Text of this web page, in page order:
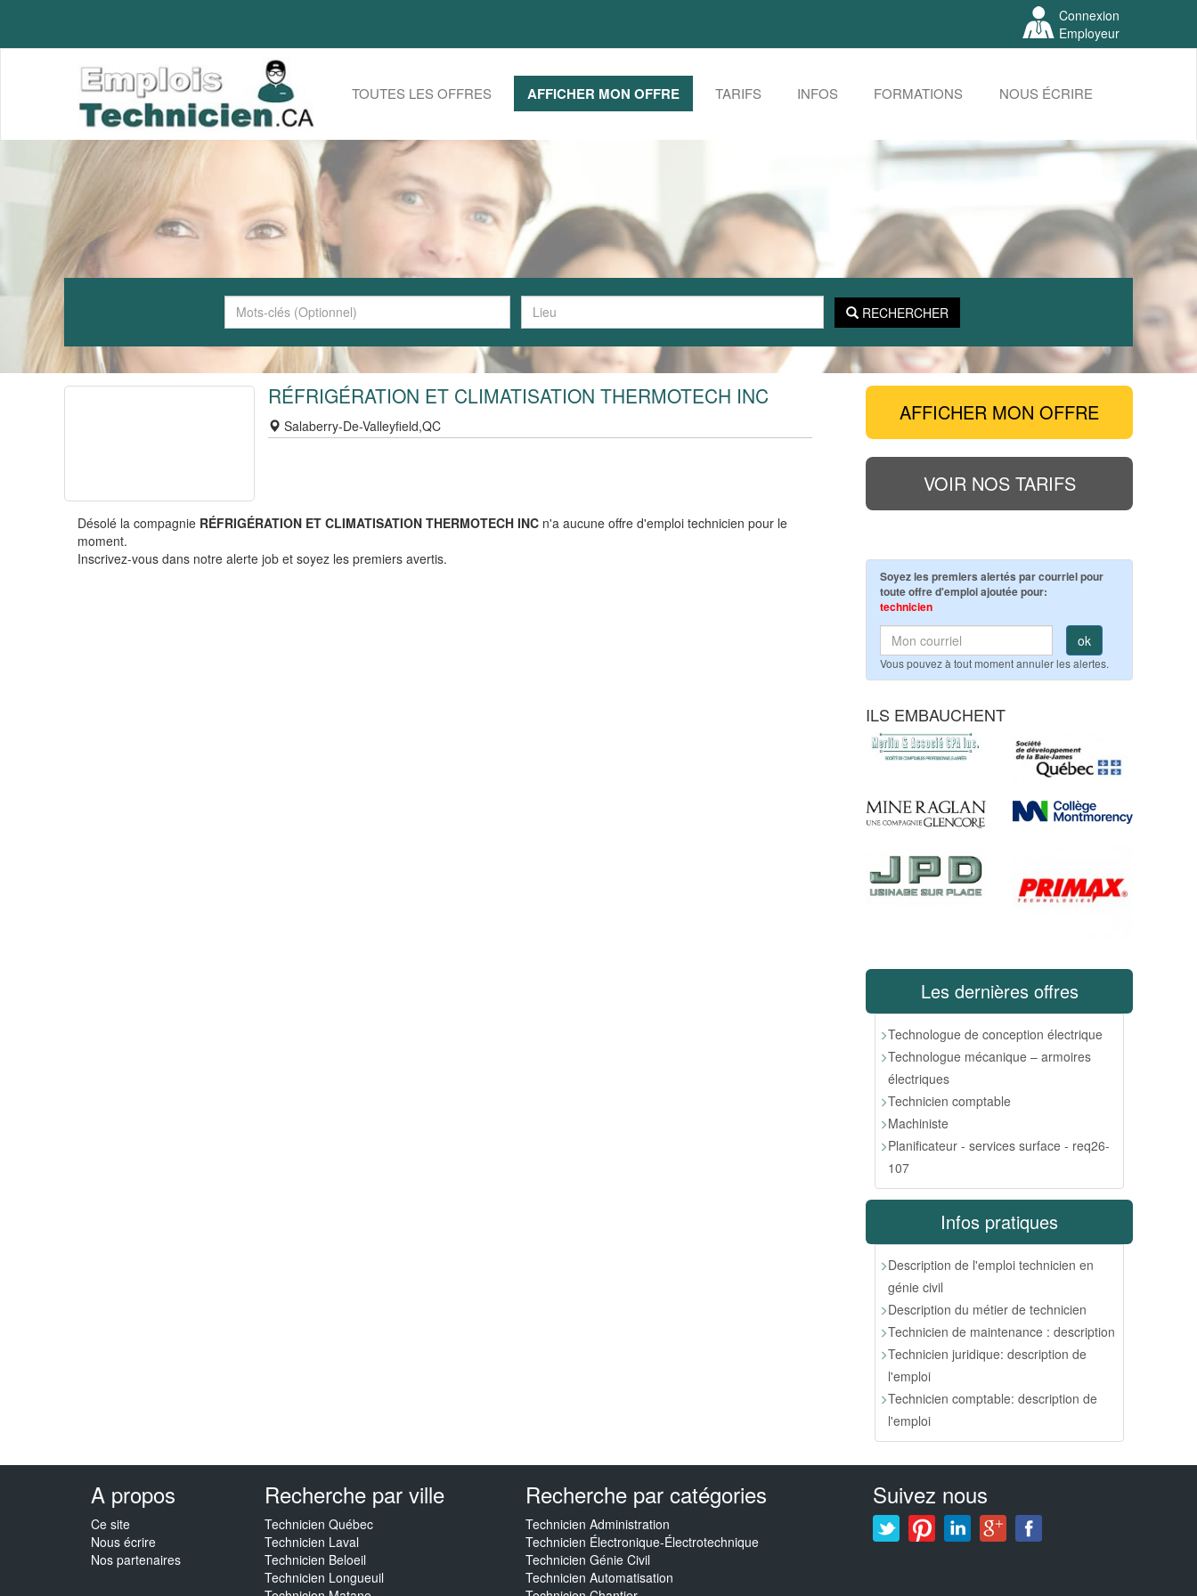
Connexion
Employeur
TOUTES LES OFFRES AFFICHER MON OFFRE TARIFS INFOS FORMATIONS NOUS ÉCRIRE
RECHERCHER
RÉFRIGÉRATION ET CLIMATISATION THERMOTECH INC
Salaberry-De-Valleyfield,QC
Désolé la compagnie RÉFRIGÉRATION ET CLIMATISATION THERMOTECH INC n'a aucune offre d'emploi technicien pour le
moment.
Inscrivez-vous dans notre alerte job et soyez les premiers avertis.
AFFICHER MON OFFRE
VOIR NOS TARIFS
Soyez les premiers alertés par courriel pour
toute offre d'emploi ajoutée pour:
technicien
ok
Vous pouvez à tout moment annuler les alertes.
ILS EMBAUCHENT
Les dernières offres
Technologue de conception électrique
Technologue mécanique – armoires
électriques
Technicien comptable
Machiniste
Planificateur - services surface - req26-
107
Infos pratiques
Description de l'emploi technicien en
génie civil
Description du métier de technicien
Technicien de maintenance : description
Technicien juridique: description de
l'emploi
Technicien comptable: description de
l'emploi
A propos
Ce site
Nous écrire
Nos partenaires
Recherche par ville
Technicien Québec
Technicien Laval
Technicien Beloeil
Technicien Longueuil
Recherche par catégories
Technicien Administration
Technicien Électronique-Électrotechnique
Technicien Génie Civil
Technicien Automatisation
Suivez nous